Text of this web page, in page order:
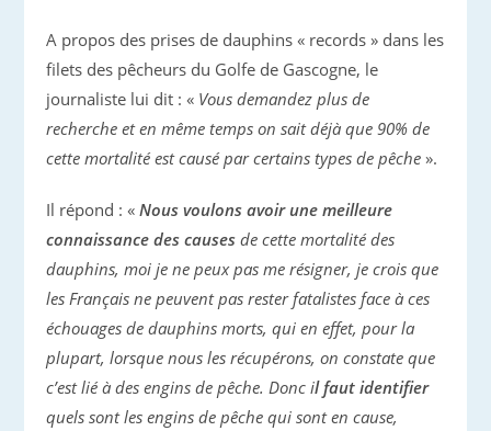
A propos des prises de dauphins « records » dans les
filets des pêcheurs du Golfe de Gascogne, le
journaliste lui dit : « Vous demandez plus de
recherche et en même temps on sait déjà que 90% de
cette mortalité est causé par certains types de pêche ».
Il répond : «Nous voulons avoir une meilleure
connaissance des causes de cette mortalité des
dauphins, moi je ne peux pas me résigner, je crois que
les Français ne peuvent pas rester fatalistes face à ces
échouages de dauphins morts, qui en effet, pour la
plupart, lorsque nous les récupérons, on constate que
c’est lié à des engins de pêche. Donc il faut identifier
quels sont les engins de pêche qui sont en cause,